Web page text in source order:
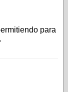
para